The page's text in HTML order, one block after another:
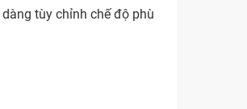
tùy chỉnh chế độ phù